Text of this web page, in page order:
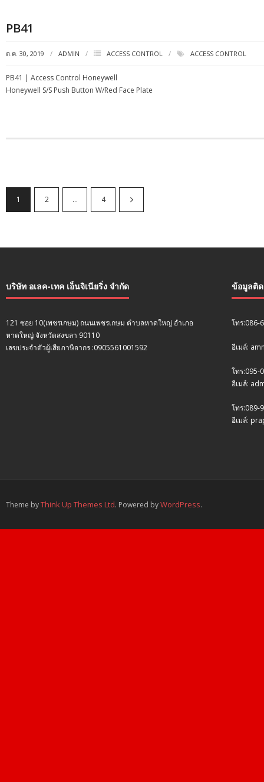
PB41
ต.ค. 30, 2019 ADMIN ACCESS CONTROL ACCESS CONTROL
PB41 | Access Control Honeywell
Honeywell S/S Push Button W/Red Face Plate
1 2 … 4
บริษัท อเลค-เทค เอ็นจิเนียริ่ง จำกัด
121 ซอย 10(เพชรเกษม) ถนนเพชรเกษม ตำบลหาดใหญ่ อำเภอ
หาดใหญ่ จังหวัดสงขลา 90110
เลขประจำตัวผู้เสียภาษีอากร :0905561001592
ข้อมูลติ
โทร:086-
อีเมล์:
โทร:095-
อีเมล์:
โทร:089-
อีเมล์:
Theme byThink Up Themes Ltd. Powered byWordPress.